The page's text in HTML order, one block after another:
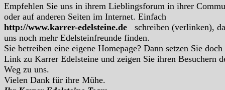
Empfehlen Sie uns in ihrem Lieblingsforum in ihrer
oder auf anderen Seiten im Internet. Einfach
http://www.karrer-edelsteine.de
schreiben (verlinken),
uns noch mehr Edelsteinfreunde finden.
Sie betreiben eine eigene Homepage? Dann setzen Sie doch
Link zu Karrer Edelsteine und zeigen Sie ihren Besuchern
Weg zu uns.
Vielen Dank für ihre Mühe.